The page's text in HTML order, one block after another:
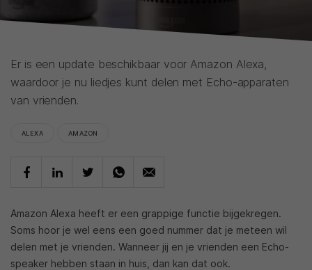
Er is een update beschikbaar voor Amazon Alexa,
waardoor je nu liedjes kunt delen met Echo-apparaten
van vrienden.
ALEXA AMAZON
Amazon Alexa heeft er een grappige functie bijgekregen.
Soms hoor je wel eens een goed nummer dat je meteen wil
delen met je vrienden. Wanneer jij en je vrienden een Echo-
speaker hebben staan in huis, dan kan dat ook.